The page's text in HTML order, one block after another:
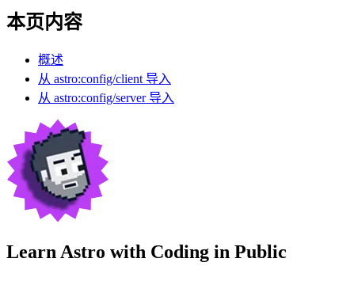
本页内容
概述
从 astro:config/client 导入
从 astro:config/server 导入
Learn Astro with Coding in Public